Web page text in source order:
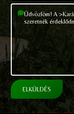
ELKÜLDÉS